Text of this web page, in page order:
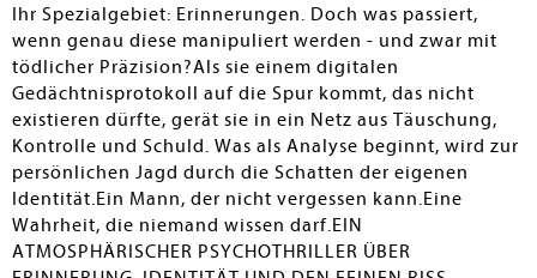
Ihr Spezialgebiet: Erinnerungen. Doch was passiert,
wenn genau diese manipuliert werden - und zwar mit
tödlicher Präzision?Als sie einem digitalen
Gedächtnisprotokoll auf die Spur kommt, das nicht
existieren dürfte, gerät sie in ein Netz aus Täuschung,
Kontrolle und Schuld. Was als Analyse beginnt, wird zur
persönlichen Jagd durch die Schatten der eigenen
Identität.Ein Mann, der nicht vergessen kann.Eine
Wahrheit, die niemand wissen darf.EIN
ATMOSPHÄRISCHER PSYCHOTHRILLER ÜBER